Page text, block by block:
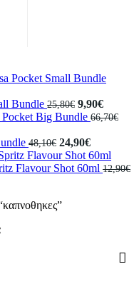
Pocket Small Bundle
Bundle 25,80€ 9,90€
Pocket Big Bundle 66,70€
48,10€ 24,90€
Flavour Shot 60ml 12,90€